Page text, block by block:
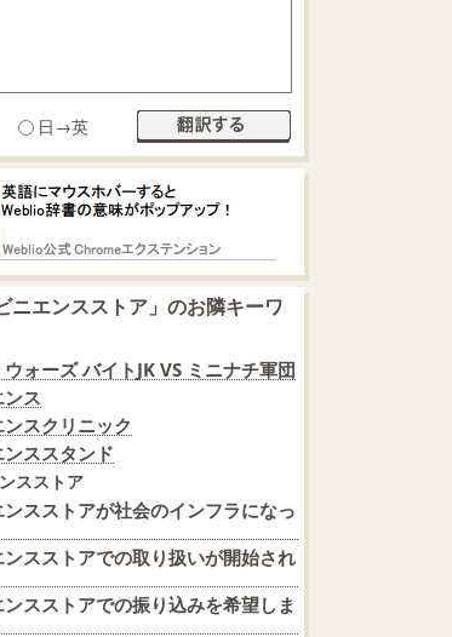
日→英
ニエンスストア」のお隣キーワ
ォーズ バイトJK VS ミニナチ軍団
ンス
スクリニック
ススタンド
スストア
ンスストアが社会のインフラになっ
ンスストアでの取り扱いが開始され
スストアでの振り込みを希望しま